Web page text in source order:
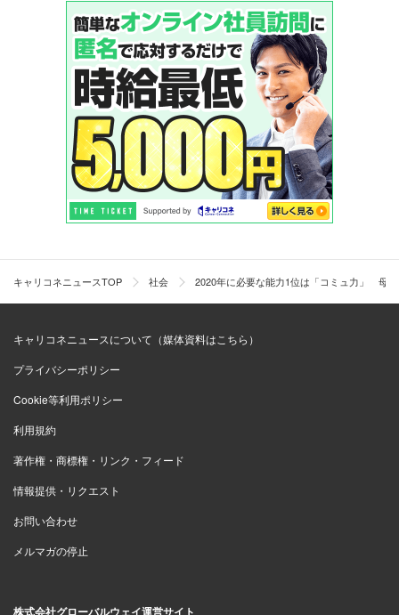
キャリコネニュースTOP 社会 2020年に必要な能力1位は「コミュ力」 母
キャリコネニュースについて（媒体資料はこちら）
プライバシーポリシー
Cookie等利用ポリシー
利用規約
著作権・商標権・リンク・フィード
情報提供・リクエスト
お問い合わせ
メルマガの停止
株式会社グローバルウェイ運営サイト